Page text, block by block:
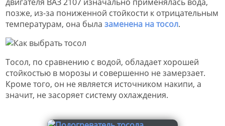
позже, из-за пониженной стойкости к отрицательным
температурам, она была заменена на тосол.
Тосол, по сравнению с водой, обладает хорошей
стойкостью в морозы и совершенно не замерзает.
Кроме того, он не является источником накипи, а
значит, не засоряет систему охлаждения.